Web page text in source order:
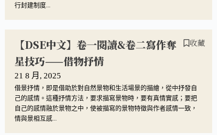
行封建制度...
【DSE中文】卷一閱讀&卷二寫作奪
星技巧——借物抒情
收藏
21 8 月, 2025
借景抒情，即是借助於對自然景物和生活場景的描繪，從中抒發自
己的感情。這種抒情方法，要求描寫景物時，要有真情實感；要把
自己的感情融於景物之中，使被描寫的景物特徵與作者感情一致，
情與景相互感...